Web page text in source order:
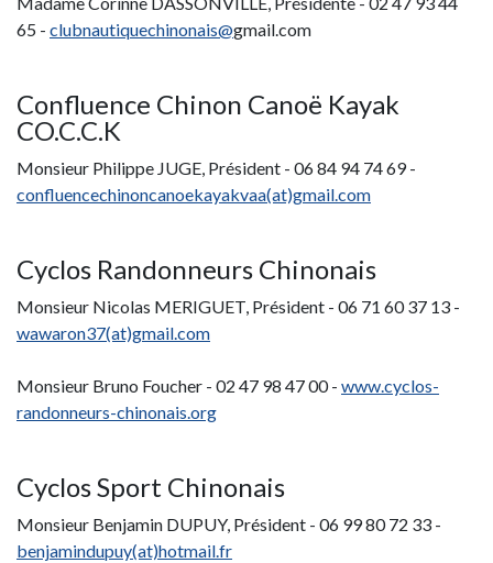
65 - clubnautiquechinonais@gmail.com
Confluence Chinon Canoë Kayak
CO.C.C.K
Monsieur Philippe JUGE, Président - 06 84 94 74 69 -
confluencechinoncanoekayakvaa(at)gmail.com
Cyclos Randonneurs Chinonais
Monsieur Nicolas MERIGUET, Président - 06 71 60 37 13 -
wawaron37(at)gmail.com
Monsieur Bruno Foucher - 02 47 98 47 00 - www.cyclos-
randonneurs-chinonais.org
Cyclos Sport Chinonais
Monsieur Benjamin DUPUY, Président - 06 99 80 72 33 -
benjamindupuy(at)hotmail.fr